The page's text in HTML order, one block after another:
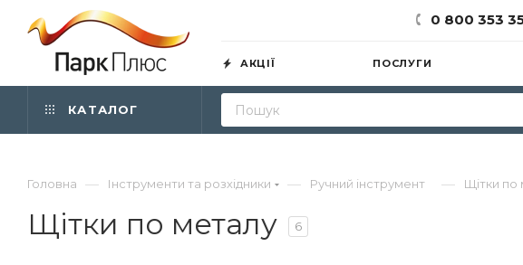
0 800 353
АКЦІЇ ПОСЛУГИ
КАТАЛОГ
Головна — Інструменти та розхідники — Ручний інструмент — Щітки по
Щітки по металу 6